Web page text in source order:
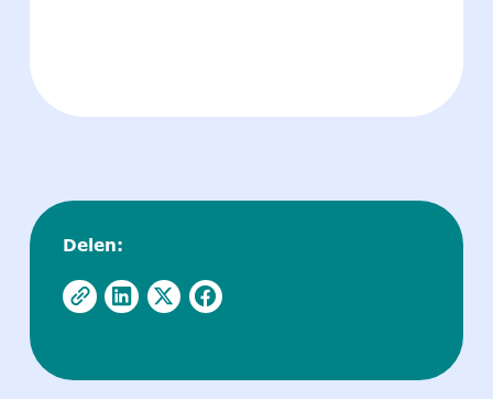
Delen: